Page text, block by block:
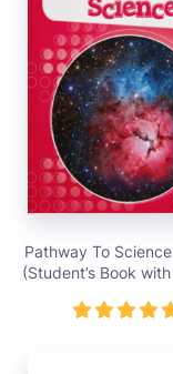
Pathway To
(Student’s Book
vnđ